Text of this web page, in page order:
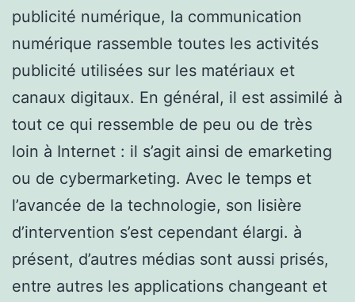
publicité numérique, la communication
numérique rassemble toutes les activités
publicité utilisées sur les matériaux et
canaux digitaux. En général, il est assimilé à
tout ce qui ressemble de peu ou de très
loin à Internet : il s’agit ainsi de emarketing
ou de cybermarketing. Avec le temps et
l’avancée de la technologie, son lisière
d’intervention s’est cependant élargi. à
présent, d’autres médias sont aussi prisés,
entre autres les applications changeant et